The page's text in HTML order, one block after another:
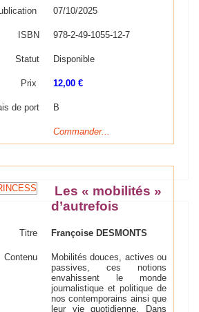
07/10/2025
ISBN 978-2-49-1055-12-7
Statut Disponible
Prix 12,00 €
de port B
Commander...
Les « mobilités »
d’autrefois
Titre Françoise DESMONTS
Contenu
Mobilités douces, actives ou
passives, ces notions
envahissent le monde
journalistique et politique de
nos contemporains ainsi que
leur vie quotidienne. Dans